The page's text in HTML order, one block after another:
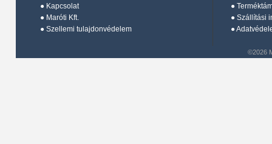
● Kapcsolat
● Maróti Kft.
● Szellemi tulajdonvédelem
●
● Szállítási
●
©2026